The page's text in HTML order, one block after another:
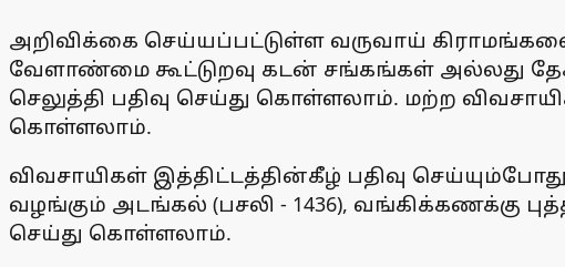
அறிவிக்கை செய்யப்பட்டுள்ள வருவாய்
வேளாண்மை கூட்டுறவு கடன் சங்கங்கள் அல்லது
செலுத்தி பதிவு செய்து கொள்ளலாம். மற்ற
கொள்ளலாம்.
விவசாயிகள் இத்திட்டத்தின்கீழ் பதிவு
வழங்கும் அடங்கல் (பசலி - 1436), வங்கிக்கணக்கு
செய்து கொள்ளலாம்.